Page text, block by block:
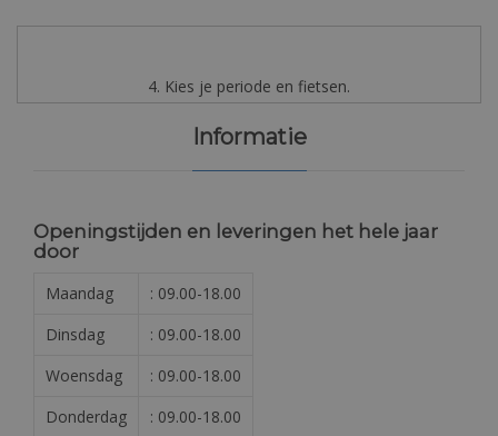
4. Kies je periode en fietsen.
Informatie
Openingstijden en leveringen het hele jaar
door
Maandag
: 09.00-18.00
Dinsdag
: 09.00-18.00
Woensdag
: 09.00-18.00
Donderdag
: 09.00-18.00